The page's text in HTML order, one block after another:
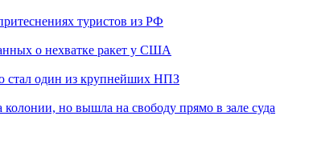
туристов из РФ
о нехватке ракет у США
стал один из крупнейших НПЗ
но вышла на свободу прямо в зале суда